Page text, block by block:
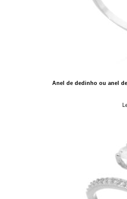
Anel de dedinho ou anel